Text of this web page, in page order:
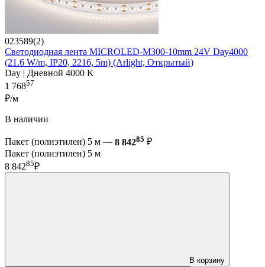
023589(2)
Светодиодная лента MICROLED-M300-10mm 24V Day4000
(21.6 W/m, IP20, 2216, 5m) (Arlight, Открытый)
Day | Дневной 4000 K
1 76857
₽/м
В наличии
Пакет (полиэтилен) 5 м — 8 84285 ₽
Пакет (полиэтилен) 5 м
8 84285₽
В корзину